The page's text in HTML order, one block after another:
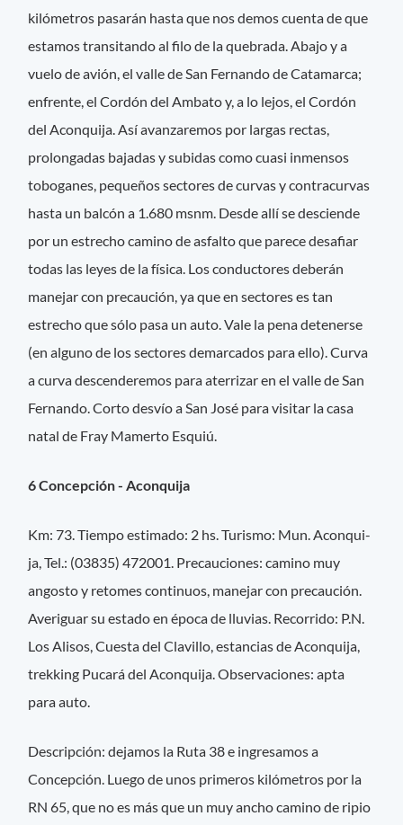
kilómetros pasarán hasta que nos demos cuenta de que
estamos transitando al filo de la quebrada. Abajo y a
vuelo de avión, el valle de San Fernando de Catamarca;
enfrente, el Cordón del Ambato y, a lo lejos, el Cordón
del Aconquija. Así avanzaremos por largas rectas,
prolongadas bajadas y subidas como cuasi inmensos
toboganes, pequeños sectores de curvas y contracurvas
hasta un balcón a 1.680 msnm. Desde allí se desciende
por un estrecho camino de asfalto que parece desafiar
todas las leyes de la física. Los conductores deberán
manejar con precaución, ya que en sectores es tan
estrecho que sólo pasa un auto. Vale la pena detenerse
(en alguno de los sectores demarcados para ello). Curva
a curva descenderemos para aterrizar en el valle de San
Fernando. Corto desvío a San José para visitar la casa
natal de Fray Mamerto Esquiú.
6 Concepción - Aconquija
Km: 73. Tiempo estimado: 2 hs. Turismo: Mun. Aconqui-
ja, Tel.: (03835) 472001. Precauciones: camino muy
angosto y retomes continuos, manejar con precaución.
Averiguar su estado en época de lluvias. Recorrido: P.N.
Los Alisos, Cuesta del Clavillo, estancias de Aconquija,
trekking Pucará del Aconquija. Observaciones: apta
para auto.
Descripción: dejamos la Ruta 38 e ingresamos a
Concepción. Luego de unos primeros kilómetros por la
RN 65, que no es más que un muy ancho camino de ripio